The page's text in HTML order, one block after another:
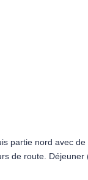
à la qualité de
100 %
pas de chef
au bon
Pilote-
partie nord avec
de route.